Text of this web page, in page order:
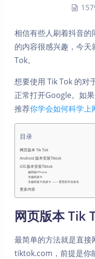
相信有些人刷着抖音
的内容很感兴趣，今
Tok。
想要使用 Tik Tok 的对
正常打开Google。如
推荐你学会如何科学上
目录
网页版本 Tik Tok
Android 版本安装Tiktok
iOS 版本安装Tiktok
越狱版iPhone
非越狱拔卡
非越狱拔卡免拔卡 —— 爱思助手自签名
更多内容
网页版本 Tik
最简单的方法就是直接
tiktok.com，前提是你